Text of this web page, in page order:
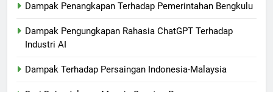
Dampak Penangkapan Terhadap Pemerintahan Bengkulu
Dampak Pengungkapan Rahasia ChatGPT Terhadap
Industri AI
Dampak Terhadap Persaingan Indonesia-Malaysia